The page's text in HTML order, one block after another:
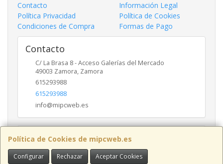
Política de Cookies de mipcweb.es
Configurar Rechazar Aceptar Cookies
Contacto
Información Legal
Política Privacidad
Política de Cookies
Condiciones de Compra
Formas de Pago
Contacto
C/ La Brasa 8 - Acceso Galerías del Mercado
49003 Zamora, Zamora
615293988
615293988
info@mipcweb.es
Horario
-